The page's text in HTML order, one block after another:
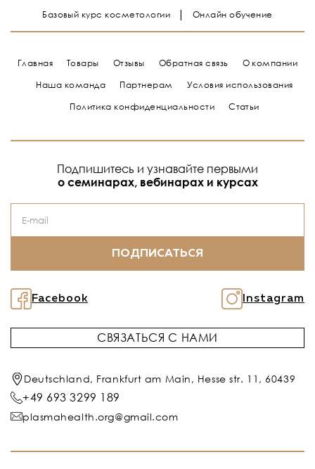
Базовый курс косметологии Онлайн обучение
Главная Товары Отзывы Обратная связь О компании
Наша команда Партнерам Условия использования
Политика конфиденциальности Статьи
Deutschland, Frankfurt am Main, Hesse str. 11, 60439
+49 693 3299 189
plasmahealth.org@gmail.com
Подпишитесь и узнавайте первыми
о семинарах, вебинарах и курсах
ПОДПИСАТЬСЯ
Facebook Instagram
СВЯЗАТЬСЯ С НАМИ